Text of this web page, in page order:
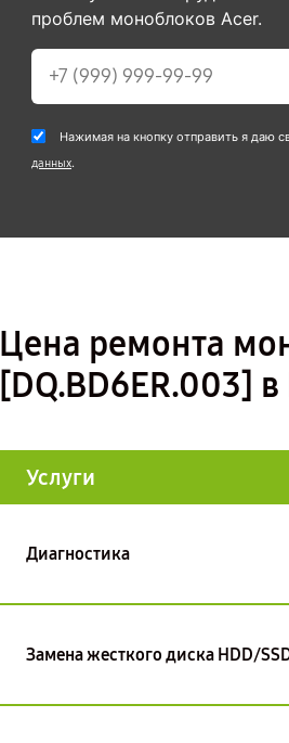
проблем моноблоков Acer.
Нажимая на кнопку отправить я даю
данных.
Цена ремонта
[DQ.BD6ER.003]
Услуги
Диагностика
Замена жесткого диска HDD/